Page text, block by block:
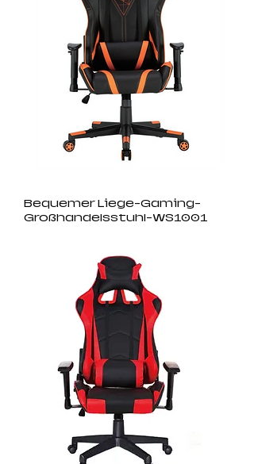
Bequemer Liege-Gaming-
Großhandelsstuhl-WS1001